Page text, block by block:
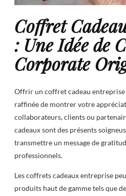
Coffret
: Une Idée de
Corporate
Offrir un coffret cadeau entreprise
raffinée de montrer votre
collaborateurs, clients ou
cadeaux sont des présents
transmettre un message de
professionnels.
Les coffrets cadeaux entreprise
produits haut de gamme tels que